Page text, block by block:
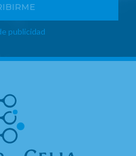
publicidad